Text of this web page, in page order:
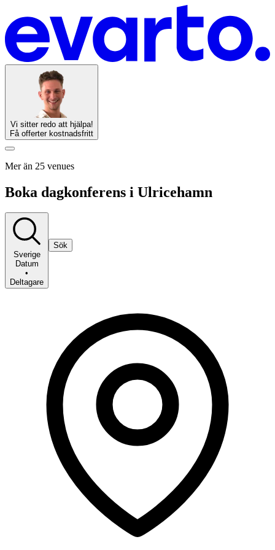
Vi sitter redo att hjälpa!
Få offerter kostnadsfritt
Mer än 25 venues
Boka dagkonferens i Ulricehamn
Sverige
Datum
•
Deltagare
Sök